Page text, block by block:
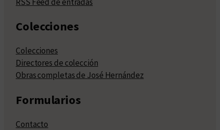
Colecciones
Colecciones
Directores de colección
Obras completas de José Hernández
Formularios
Contacto